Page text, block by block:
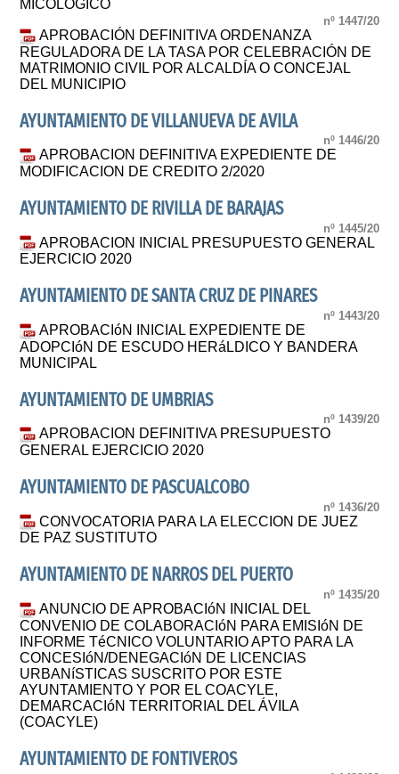
MICOLOGICO
nº 1447/20
APROBACIÓN DEFINITIVA ORDENANZA
REGULADORA DE LA TASA POR CELEBRACIÓN DE
MATRIMONIO CIVIL POR ALCALDÍA O CONCEJAL
DEL MUNICIPIO
AYUNTAMIENTO DE VILLANUEVA DE AVILA
nº 1446/20
APROBACION DEFINITIVA EXPEDIENTE DE
MODIFICACION DE CREDITO 2/2020
AYUNTAMIENTO DE RIVILLA DE BARAJAS
nº 1445/20
APROBACION INICIAL PRESUPUESTO GENERAL
EJERCICIO 2020
AYUNTAMIENTO DE SANTA CRUZ DE PINARES
nº 1443/20
APROBACIóN INICIAL EXPEDIENTE DE
ADOPCIóN DE ESCUDO HERáLDICO Y BANDERA
MUNICIPAL
AYUNTAMIENTO DE UMBRIAS
nº 1439/20
APROBACION DEFINITIVA PRESUPUESTO
GENERAL EJERCICIO 2020
AYUNTAMIENTO DE PASCUALCOBO
nº 1436/20
CONVOCATORIA PARA LA ELECCION DE JUEZ
DE PAZ SUSTITUTO
AYUNTAMIENTO DE NARROS DEL PUERTO
nº 1435/20
ANUNCIO DE APROBACIóN INICIAL DEL
CONVENIO DE COLABORACIóN PARA EMISIóN DE
INFORME TéCNICO VOLUNTARIO APTO PARA LA
CONCESIóN/DENEGACIóN DE LICENCIAS
URBANíSTICAS SUSCRITO POR ESTE
AYUNTAMIENTO Y POR EL COACYLE,
DEMARCACIóN TERRITORIAL DEL ÁVILA
(COACYLE)
AYUNTAMIENTO DE FONTIVEROS